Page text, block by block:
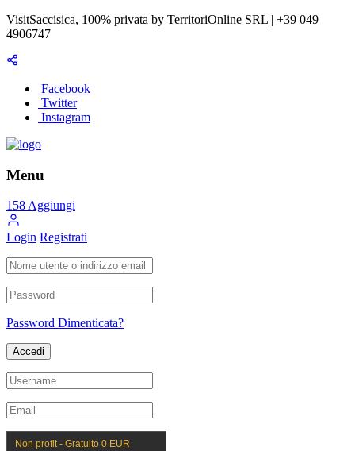
VisitSaccisica, 100% privata by TerritoriOnline SRL | +39 049
4906747
Facebook
Twitter
Instagram
Menu
158Aggiungi
Login Registrati
Password Dimenticata?
Non profit - Gratuito 0 EUR